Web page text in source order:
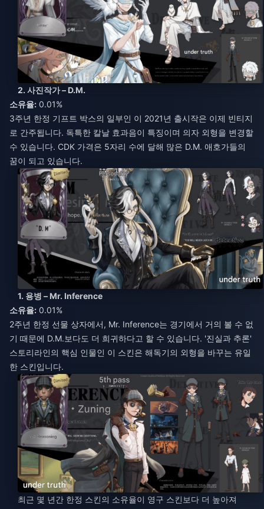
2. 사진작가 – D.M.
소유율: 0.01%
3주년 한정 기프트 박스의 일부인 이 2021년 출시작은 이제 빈티지
로 간주됩니다. 독특한 칼날 효과음이 특징이며 의자 외형을 변경할
수 있습니다. CDK 가격은 5자리 수에 달해 많은 D.M. 애호가들의
꿈이 되고 있습니다.
1. 용병 – Mr. Inference
소유율: 0.01%
2주년 한정 선물 상자에서, Mr. Inference는 경기에서 거의 볼 수 없
기 때문에 D.M.보다도 더 희귀하다고 할 수 있습니다. '진실과 추론'
스토리라인의 핵심 인물인 이 스킨은 해독기의 외형을 바꾸는 유일
한 스킨입니다.
최근 몇 년간 한정 스킨의 소유율이 영구 스킨보다 더 높아져